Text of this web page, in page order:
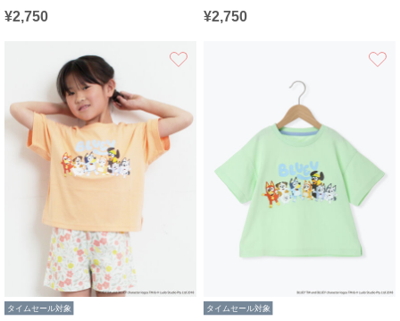
¥2,750 ¥2,750
タイムセール対象 タイムセール対象